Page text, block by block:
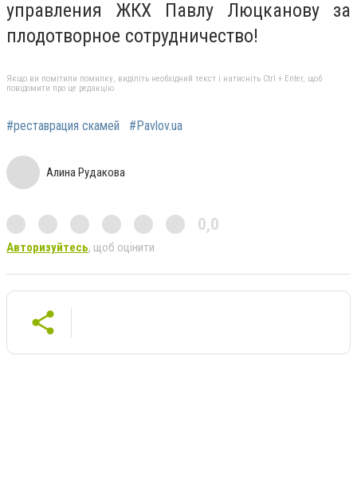
управления ЖКХ Павлу Люцканову за
плодотворное сотрудничество!
Якщо ви помітили помилку, виділіть необхідний текст і натисніть Ctrl + Enter, щоб
повідомити про це редакцію
#реставрация скамей #Pavlov.ua
Алина Рудакова
0,0
Авторизуйтесь, щоб оцінити